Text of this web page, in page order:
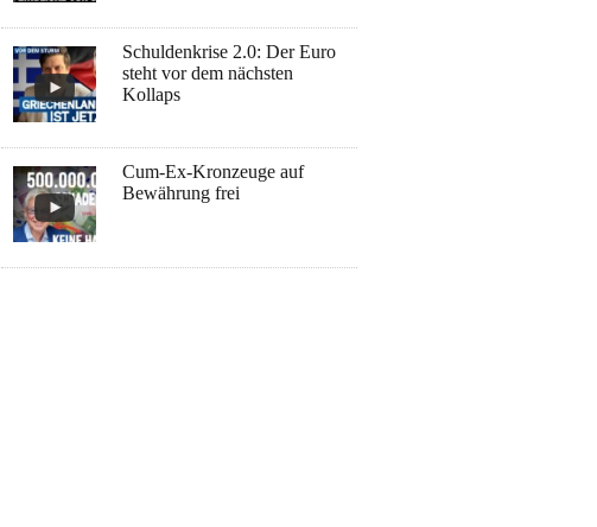
Schuldenkrise 2.0: Der Euro
steht vor dem nächsten
Kollaps
Cum-Ex-Kronzeuge auf
Bewährung frei